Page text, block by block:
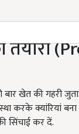
बार खेत की
क्यांरियां बना
सिंचाई कर दें.